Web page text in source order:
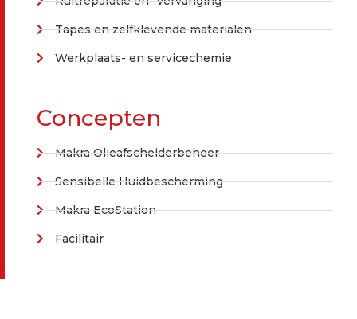
Tapes en zelfklevende materialen
Werkplaats- en servicechemie
Concepten
Makra Olieafscheiderbeheer
Sensibelle Huidbescherming
Makra EcoStation
Facilitair